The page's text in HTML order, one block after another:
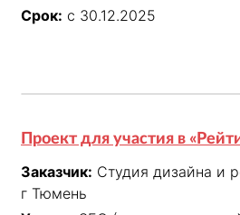
Срок: с 30.12.2025
Проект для участия в
Заказчик: Студия дизайна и
г Тюмень